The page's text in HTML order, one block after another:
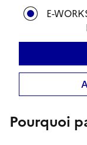
E-
Pourquoi